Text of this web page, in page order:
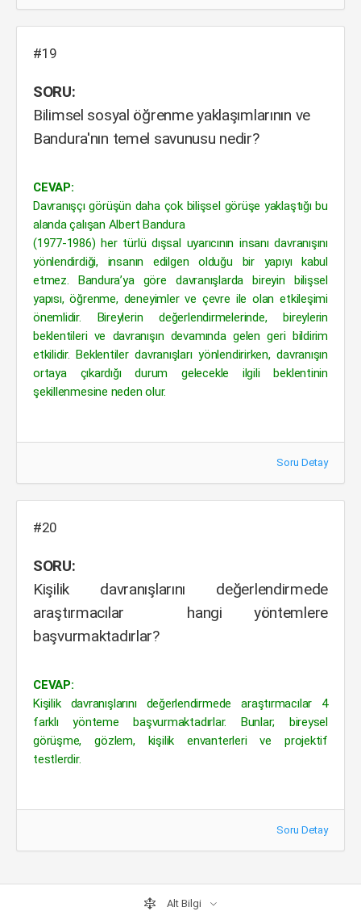
#19
SORU:
Bilimsel sosyal öğrenme yaklaşımlarının ve
Bandura'nın temel savunusu nedir?
CEVAP:
Davranışçı görüşün daha çok bilişsel görüşe yaklaştığı bu
alanda çalışan Albert Bandura
(1977-1986) her türlü dışsal uyarıcının insanı davranışını
yönlendirdiği, insanın edilgen olduğu bir yapıyı kabul
etmez. Bandura’ya göre davranışlarda bireyin bilişsel
yapısı, öğrenme, deneyimler ve çevre ile olan etkileşimi
önemlidir. Bireylerin değerlendirmelerinde, bireylerin
beklentileri ve davranışın devamında gelen geri bildirim
etkilidir. Beklentiler davranışları yönlendirirken, davranışın
ortaya çıkardığı durum gelecekle ilgili beklentinin
şekillenmesine neden olur.
Soru Detay
#20
SORU:
Kişilik davranışlarını değerlendirmede
araştırmacılar hangi yöntemlere
başvurmaktadırlar?
CEVAP:
Kişilik davranışlarını değerlendirmede araştırmacılar 4
farklı yönteme başvurmaktadırlar. Bunlar; bireysel
görüşme, gözlem, kişilik envanterleri ve projektif
testlerdir.
Soru Detay
Alt Bilgi